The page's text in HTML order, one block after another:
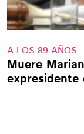
A LOS 89 AÑOS
Muere
expresidente